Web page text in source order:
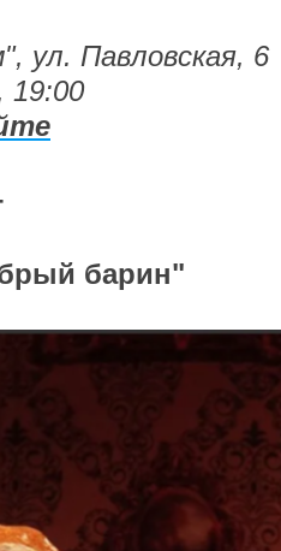
ул. Павловская, 6
19:00
барин"